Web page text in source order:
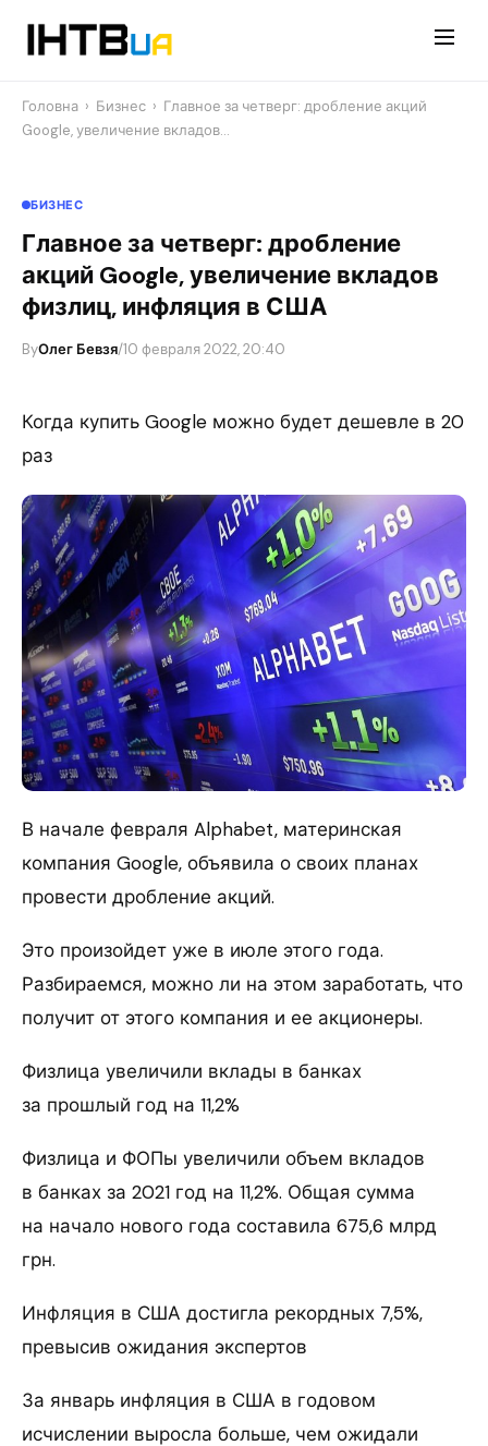
Головна › Бизнес › Главное за четверг: дробление акций
Google, увеличение вкладов…
БИЗНЕС
Главное за четверг: дробление
акций Google, увеличение вкладов
физлиц, инфляция в США
ByОлег Бевзя/10 февраля 2022, 20:40
Когда купить Google можно будет дешевле в 20
раз
В начале февраля Alphabet, материнская
компания Google, объявила о своих планах
провести дробление акций.
Это произойдет уже в июле этого года.
Разбираемся, можно ли на этом заработать, что
получит от этого компания и ее акционеры.
Физлица увеличили вклады в банках
за прошлый год на 11,2%
Физлица и ФОПы увеличили объем вкладов
в банках за 2021 год на 11,2%. Общая сумма
на начало нового года составила 675,6 млрд
грн.
Инфляция в США достигла рекордных 7,5%,
превысив ожидания экспертов
За январь инфляция в США в годовом
исчислении выросла больше, чем ожидали